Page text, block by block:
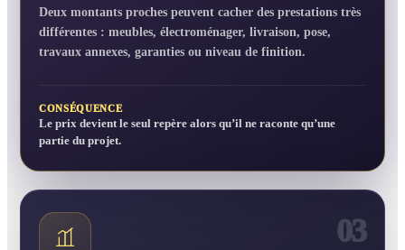
Deux montants proches peuvent cacher des prestations très
différentes : meubles, électroménager, livraison, pose,
travaux annexes, garanties ou niveau de finition.
CONSÉQUENCE
Le prix devient le seul repère alors qu’il ne raconte qu’une
partie du projet.
03